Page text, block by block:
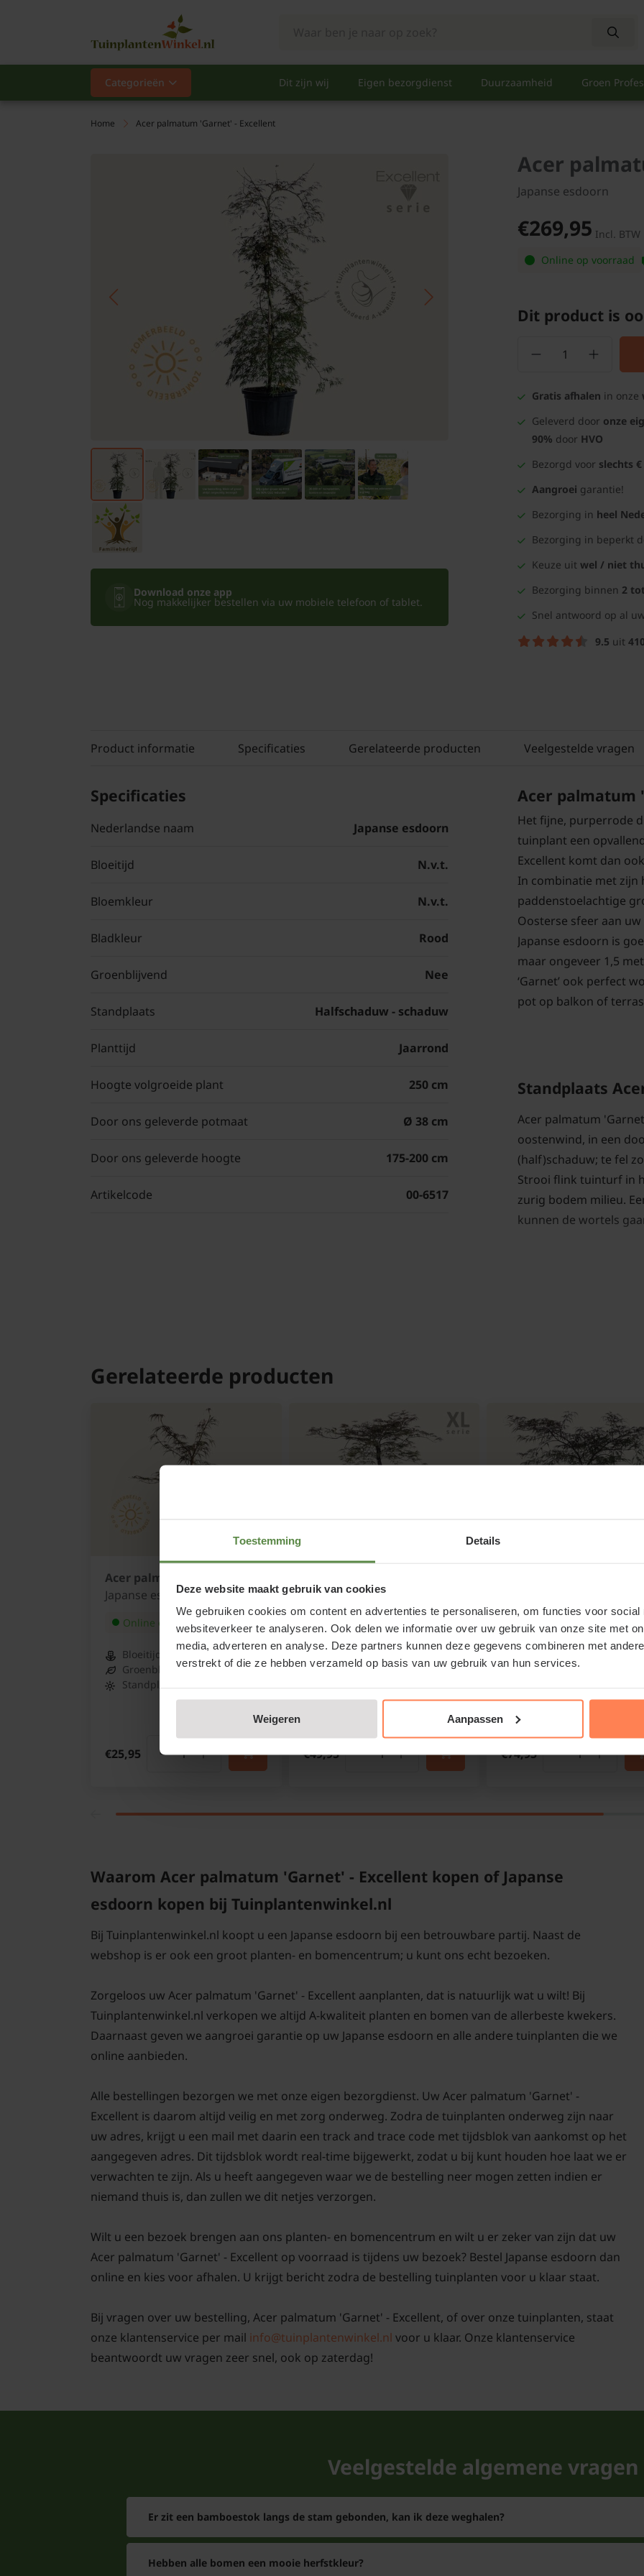
Toestemming Details
Deze website maakt gebruik van cookies
We gebruiken cookies om content en advertenties te personaliseren, om functies voor social
websiteverkeer te analyseren. Ook delen we informatie over uw gebruik van onze site met
media, adverteren en analyse. Deze partners kunnen deze gegevens combineren met
verstrekt of die ze hebben verzameld op basis van uw gebruik van hun services.
Weigeren Aanpassen
Categorieën Dit zijn wij Eigen bezorgdienst Duurzaamheid Groen
Categorieën
Populair
Bomen
Leibomen
Kamerplanten
Bloempotten
Home Acer palmatum 'Garnet' - Excellent
Download onze app
Nog makkelijker bestellen via uw mobiele telefoon of tablet.
Acer
Japanse esdoorn
€269,95 Incl. BTW
Online op voorraad
Dit product is
Gratis afhalen in onze
Geleverd door onze
90% door HVO
Bezorgd voor slechts €
Aangroei garantie!
Bezorging in heel
Bezorging in beperkt
Keuze uit wel / niet
Bezorging binnen 2
Snel antwoord op al
9.5 uit
Product informatie Specificaties Gerelateerde producten Veelgestelde vragen
Specificaties
Nederlandse naam Japanse esdoorn
Bloeitijd N.v.t.
Bloemkleur N.v.t.
Bladkleur Rood
Groenblijvend Nee
Standplaats Halfschaduw - schaduw
Planttijd Jaarrond
Hoogte volgroeide plant 250 cm
Door ons geleverde potmaat Ø 38 cm
Door ons geleverde hoogte 175-200 cm
Artikelcode 00-6517
Acer palmatum
Het fijne, purperrode
tuinplant een
Excellent komt dan
In combinatie met zijn
paddenstoelachtige
Oosterse sfeer aan
Japanse esdoorn is
maar ongeveer 1,5
‘Garnet’ ook perfect
pot op balkon of
Standplaats
Acer palmatum
oostenwind, in een
(half)schaduw; te fel
Strooi flink tuinturf in
zurig bodem milieu.
kunnen de wortels
Acer palmatum
Verwijder de
vorm snoei toe. In de
en daarom herstellen
Gerelateerde producten
Acer palmatum 'Garnet'
Japanse esdoorn
Online op voorraad
Bloeitijd:
N.v.t.
Groenblijvend:Nee
Standplaats:
schaduw
€25,95
Japanse esdoorn
Online op voorraad
Bloeitijd:
N.v.t.
Groenblijvend:Nee
schaduw
€49,95
Japanse esdoorn
Online op voorraad
Bloeitijd:
Standplaats:
€74,95
Waarom Acer palmatum 'Garnet' - Excellent kopen of Japanse
esdoorn kopen bij Tuinplantenwinkel.nl
Bij Tuinplantenwinkel.nl koopt u een Japanse esdoorn bij een betrouwbare partij. Naast de
webshop is er ook een groot planten- en bomencentrum; u kunt ons echt bezoeken.
Zorgeloos uw Acer palmatum 'Garnet' - Excellent aanplanten, dat is natuurlijk wat u wilt! Bij
Tuinplantenwinkel.nl verkopen we altijd A-kwaliteit planten en bomen van de allerbeste kwekers.
Daarnaast geven we aangroei garantie op uw Japanse esdoorn en alle andere tuinplanten die we
online aanbieden.
Alle bestellingen bezorgen we met onze eigen bezorgdienst. Uw Acer palmatum 'Garnet' -
Excellent is daarom altijd veilig en met zorg onderweg. Zodra de tuinplanten onderweg zijn naar
uw adres, krijgt u een mail met daarin een track and trace code met tijdsblok van aankomst op het
aangegeven adres. Dit tijdsblok wordt real-time bijgewerkt, zodat u bij kunt houden hoe laat we er
verwachten te zijn. Als u heeft aangegeven waar we de bestelling neer mogen zetten indien er
niemand thuis is, dan zullen we dit netjes verzorgen.
Wilt u een bezoek brengen aan ons planten- en bomencentrum en wilt u er zeker van zijn dat uw
Acer palmatum 'Garnet' - Excellent op voorraad is tijdens uw bezoek? Bestel Japanse esdoorn dan
online en kies voor afhalen. U krijgt bericht zodra de bestelling tuinplanten voor u klaar staat.
Bij vragen over uw bestelling, Acer palmatum 'Garnet' - Excellent, of over onze tuinplanten, staat
onze klantenservice per mail info@tuinplantenwinkel.nl voor u klaar. Onze klantenservice
beantwoordt uw vragen zeer snel, ook op zaterdag!
Veelgestelde algemene vragen
Er zit een bamboestok langs de stam gebonden, kan ik deze weghalen?
Hebben alle bomen een mooie herfstkleur?